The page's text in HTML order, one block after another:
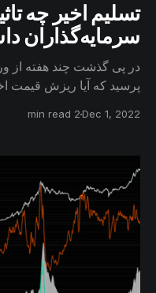
تسلیم اخیر چه
سرمایه‌گذاران
پرسید که آیا ریزش قیمت
سرمایه‌گذاران داشته است.
Dec 1, 2022
2 min read